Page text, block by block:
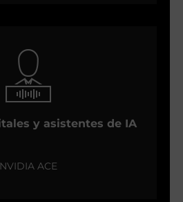
y asistentes de IA
NVIDIA ACE